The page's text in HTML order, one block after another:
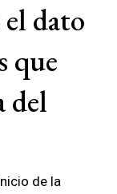
dato
que
del
de la